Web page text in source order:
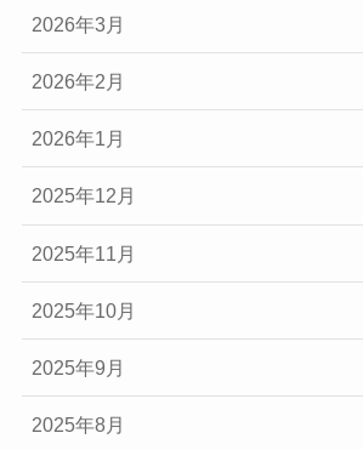
2026年3月
2026年2月
2026年1月
2025年12月
2025年11月
2025年10月
2025年9月
2025年8月